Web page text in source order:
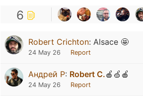
6
Robert Crichton:Alsace 🤩
24 May 26 Report
Андрей Р: Robert C.🍎🍏🍎
24 May 26 Report